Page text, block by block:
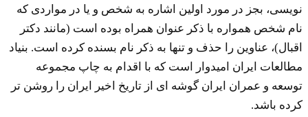
نویسی، بجز در مورد اولین اشاره به شخص و یا در مواردی که
نام شخص همواره با ذکر عنوان همراه بوده است (مانند دکتر
اقبال)، عناوین را حذف و تنها به ذکر نام بسنده کرده است. بنیاد
مطالعات ایران امیدوار است که با اقدام به چاپ مجموعه
توسعه و عمران ایران گوشه ای از تاریخ اخیر ایران را روشن تر
کرده باشد.